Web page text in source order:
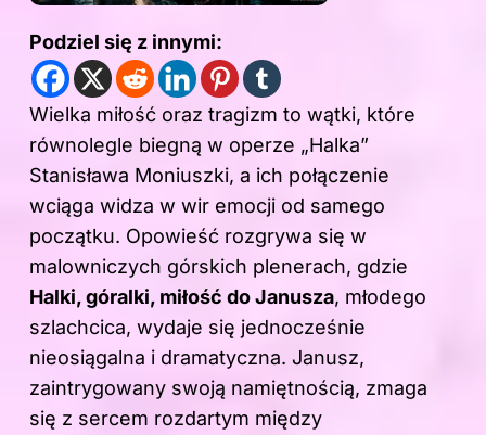
Podziel się z innymi:
Wielka miłość oraz tragizm to wątki, które
równolegle biegną w operze „Halka”
Stanisława Moniuszki, a ich połączenie
wciąga widza w wir emocji od samego
początku. Opowieść rozgrywa się w
malowniczych górskich plenerach, gdzie
Halki, góralki, miłość do Janusza, młodego
szlachcica, wydaje się jednocześnie
nieosiągalna i dramatyczna. Janusz,
zaintrygowany swoją namiętnością, zmaga
się z sercem rozdartym między